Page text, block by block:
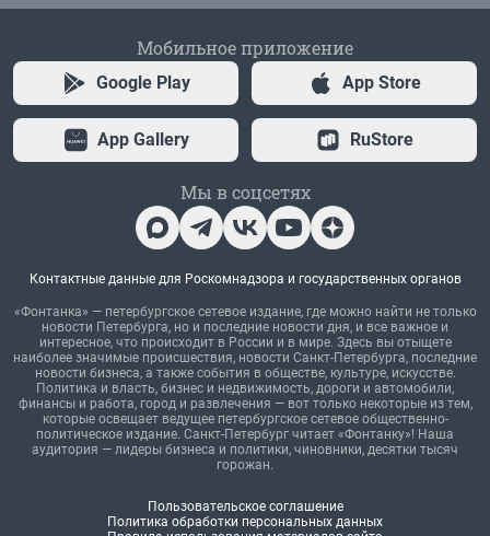
Мобильное приложение
Google Play App Store
App Gallery RuStore
Мы в соцсетях
Контактные данные для Роскомнадзора и государственных органов
«Фонтанка» — петербургское сетевое издание, где можно найти не только
новости Петербурга, но и последние новости дня, и все важное и
интересное, что происходит в России и в мире. Здесь вы отыщете
наиболее значимые происшествия, новости Санкт-Петербурга, последние
новости бизнеса, а также события в обществе, культуре, искусстве.
Политика и власть, бизнес и недвижимость, дороги и автомобили,
финансы и работа, город и развлечения — вот только некоторые из тем,
которые освещает ведущее петербургское сетевое общественно-
политическое издание. Санкт-Петербург читает «Фонтанку»! Наша
аудитория — лидеры бизнеса и политики, чиновники, десятки тысяч
горожан.
Пользовательское соглашение
Политика обработки персональных данных